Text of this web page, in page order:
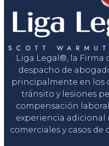
Liga Legal®, la Firma
despacho de
principalmente en los
tránsito y lesiones
compensación
experiencia
comerciales y casos de